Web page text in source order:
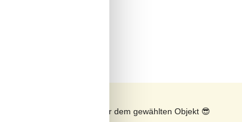
Sonnenstand über dem gewählten Objekt 😎